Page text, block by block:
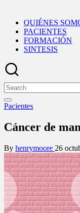
QUIÉNES
PACIENTES
FORMACIÓN
SINTESIS
Search
for:
Posted
Pacientes
Cáncer de
Posted
by
By henrymoore 26